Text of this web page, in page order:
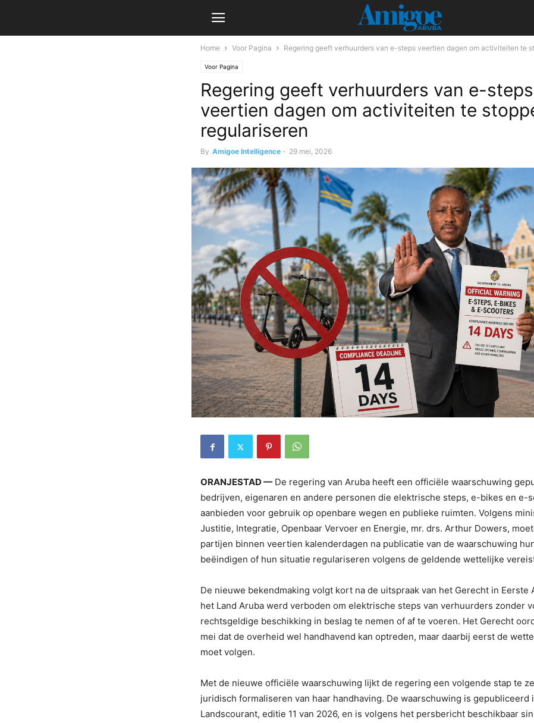
Home Voor Pagina Regering geeft verhuurders van e-steps veertien dagen om activiteiten te
Voor Pagina
Regering geeft verhuurders van e-steps
veertien dagen om activiteiten te
regulariseren
By Amigoe Intelligence - 29 mei, 2026
ORANJESTAD — De regering van Aruba heeft een officiële waarschuwing
bedrijven, eigenaren en andere personen die elektrische steps, e-bikes en e-
aanbieden voor gebruik op openbare wegen en publieke ruimten. Volgens
Justitie, Integratie, Openbaar Vervoer en Energie, mr. drs. Arthur Dowers,
partijen binnen veertien kalenderdagen na publicatie van de waarschuwing
beëindigen of hun situatie regulariseren volgens de geldende wettelijke
De nieuwe bekendmaking volgt kort na de uitspraak van het Gerecht in Eerste
het Land Aruba werd verboden om elektrische steps van verhuurders zonder
rechtsgeldige beschikking in beslag te nemen of af te voeren. Het Gerecht
mei dat de overheid wel handhavend kan optreden, maar daarbij eerst de
moet volgen.
Met de nieuwe officiële waarschuwing lijkt de regering een volgende stap te
juridisch formaliseren van haar handhaving. De waarschuwing is gepubliceerd
Landscourant, editie 11 van 2026, en is volgens het persbericht beschikbaar